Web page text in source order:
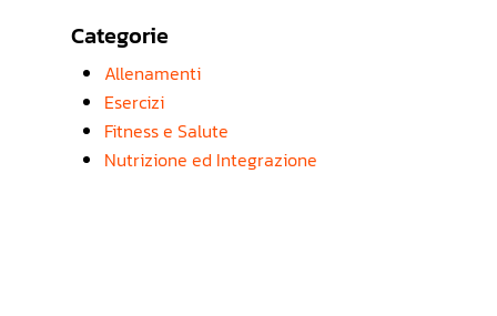
Categorie
Allenamenti
Esercizi
Fitness e Salute
Nutrizione ed Integrazione